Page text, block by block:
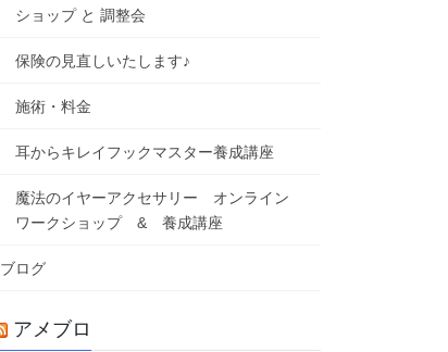
ショップ と 調整会
保険の見直しいたします♪
施術・料金
耳からキレイフックマスター養成講座
魔法のイヤーアクセサリー オンライン
ワークショップ & 養成講座
ブログ
アメブロ